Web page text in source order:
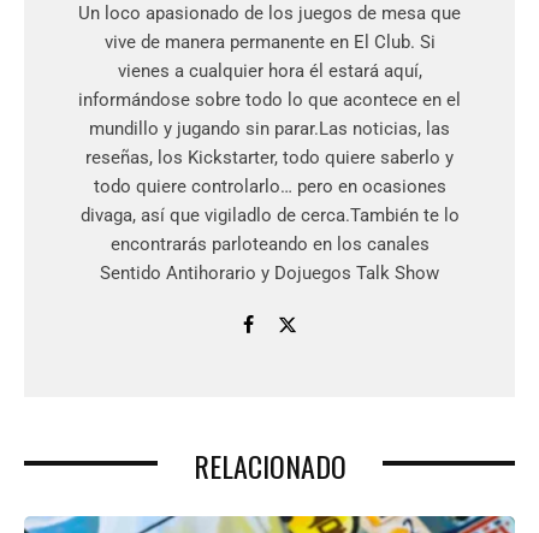
Un loco apasionado de los juegos de mesa que
vive de manera permanente en El Club. Si
vienes a cualquier hora él estará aquí,
informándose sobre todo lo que acontece en el
mundillo y jugando sin parar.Las noticias, las
reseñas, los Kickstarter, todo quiere saberlo y
todo quiere controlarlo… pero en ocasiones
divaga, así que vigiladlo de cerca.También te lo
encontrarás parloteando en los canales
Sentido Antihorario y Dojuegos Talk Show
RELACIONADO